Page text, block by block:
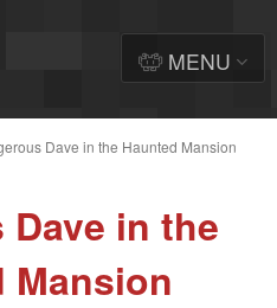
Dave in the Haunted Mansion
in the
Mansion
MENU